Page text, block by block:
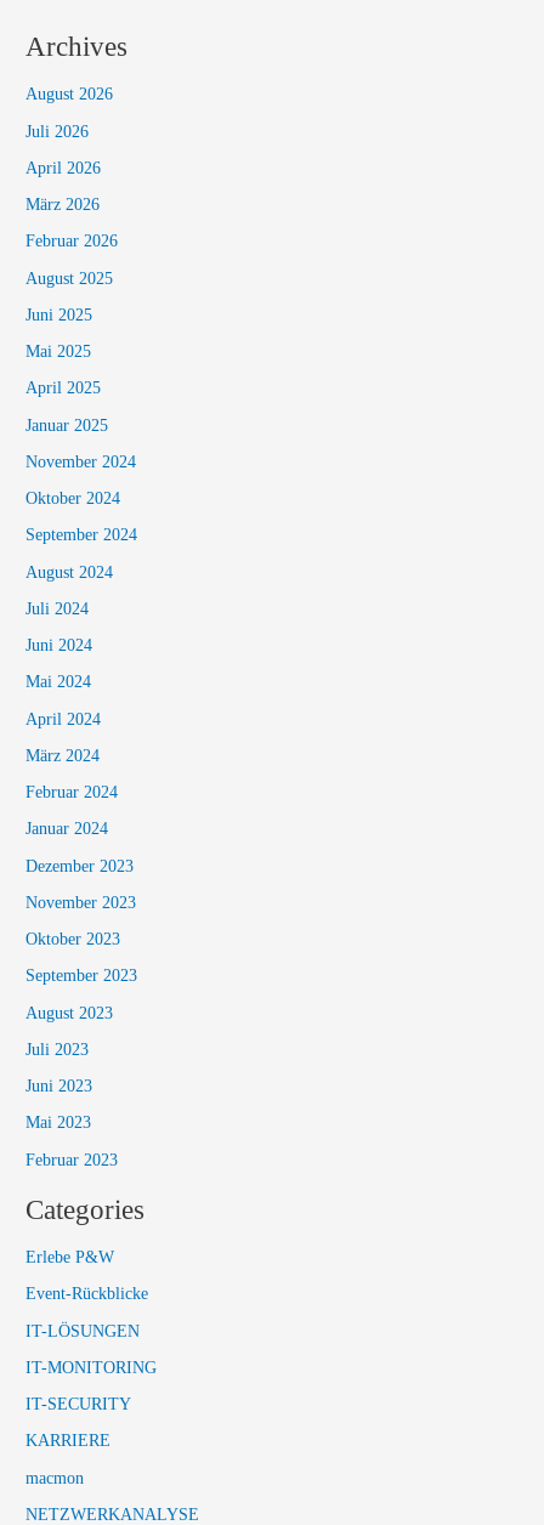
Archives
August 2026
Juli 2026
April 2026
März 2026
Februar 2026
August 2025
Juni 2025
Mai 2025
April 2025
Januar 2025
November 2024
Oktober 2024
September 2024
August 2024
Juli 2024
Juni 2024
Mai 2024
April 2024
März 2024
Februar 2024
Januar 2024
Dezember 2023
November 2023
Oktober 2023
September 2023
August 2023
Juli 2023
Juni 2023
Mai 2023
Februar 2023
Categories
Erlebe P&W
Event-Rückblicke
IT-LÖSUNGEN
IT-MONITORING
IT-SECURITY
KARRIERE
macmon
NETZWERKANALYSE